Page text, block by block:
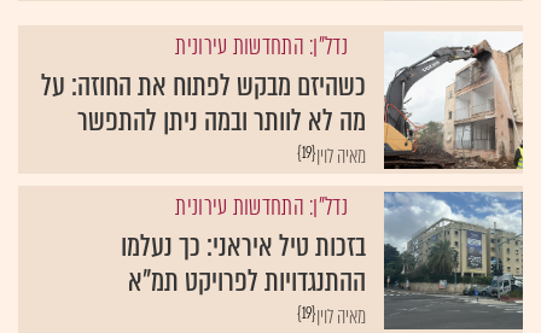
נדל"ן: התחדשות עירונית
כשהיזם מבקש לפתוח את החוזה: על
מה לא לוותר ובמה ניתן להתפשר
{19}מאיה לוין
נדל"ן: התחדשות עירונית
בזכות טיל איראני: כך נעלמו
ההתנגדויות לפרויקט תמ"א
{19}מאיה לוין